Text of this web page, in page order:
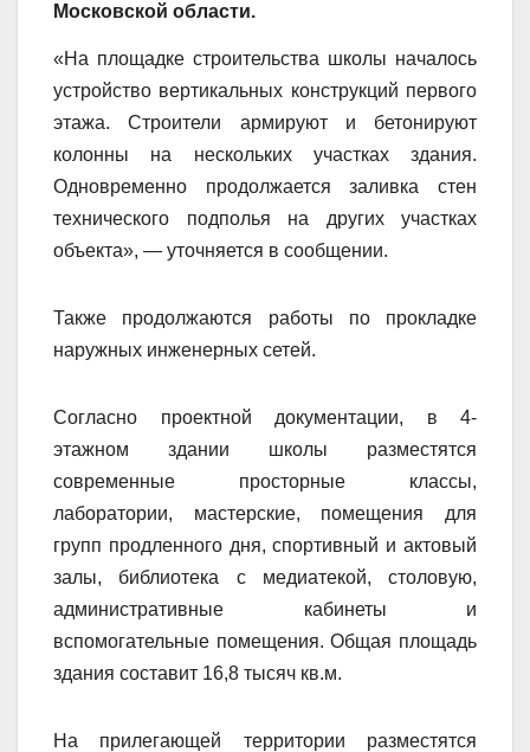
Московской области.
«На площадке строительства школы началось
устройство вертикальных конструкций первого
этажа. Строители армируют и бетонируют
колонны на нескольких участках здания.
Одновременно продолжается заливка стен
технического подполья на других участках
объекта», — уточняется в сообщении.
Также продолжаются работы по прокладке
наружных инженерных сетей.
Согласно проектной документации, в 4-
этажном здании школы разместятся
современные просторные классы,
лаборатории, мастерские, помещения для
групп продленного дня, спортивный и актовый
залы, библиотека с медиатекой, столовую,
административные кабинеты и
вспомогательные помещения. Общая площадь
здания составит 16,8 тысяч кв.м.
На прилегающей территории разместятся